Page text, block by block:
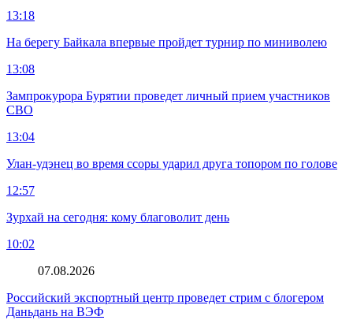
13:18
На берегу Байкала впервые пройдет турнир по миниволею
13:08
Зампрокурора Бурятии проведет личный прием участников
СВО
13:04
Улан-удэнец во время ссоры ударил друга топором по голове
12:57
Зурхай на сегодня: кому благоволит день
10:02
07.08.2026
Российский экспортный центр проведет стрим с блогером
Даньдань на ВЭФ